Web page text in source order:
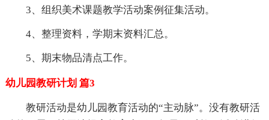
3、组织美术课题教学活动案例征集活动。
4、整理资料，学期末资料汇总。
5、期末物品清点工作。
幼儿园教研计划 篇3
教研活动是幼儿园教育活动的“主动脉”。没有教研活